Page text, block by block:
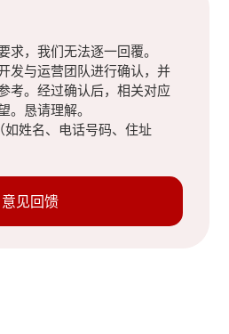
求，我们无法逐一回覆。
发与运营团队进行确认，并
考。经过确认后，相关对应
。恳请理解。
姓名、电话号码、住址
意见回馈